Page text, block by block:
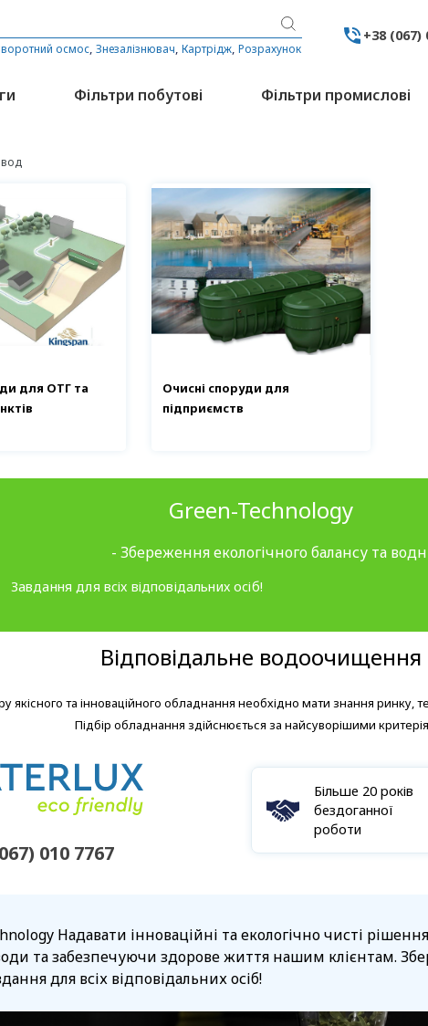
осмос,Знезалізнювач,Картрідж,Розрахунок
+38 (067)
Фільтри побутові Фільтри промислові
вод
для ОТГ та
Очисні споруди для
підприємств
Green-Technology
- Збереження екологічного балансу та
Завдання для всіх відповідальних осіб!
Відповідальне водоочищення
якісного та інноваційного обладнання необхідно мати знання ринку,
Підбір обладнання здійснюється за найсуворішими
010 7767
Більше 20 років
бездоганної
роботи
Надавати інноваційні та екологічно чисті
та забезпечуючи здорове життя нашим клієнтам.
для всіх відповідальних осіб!